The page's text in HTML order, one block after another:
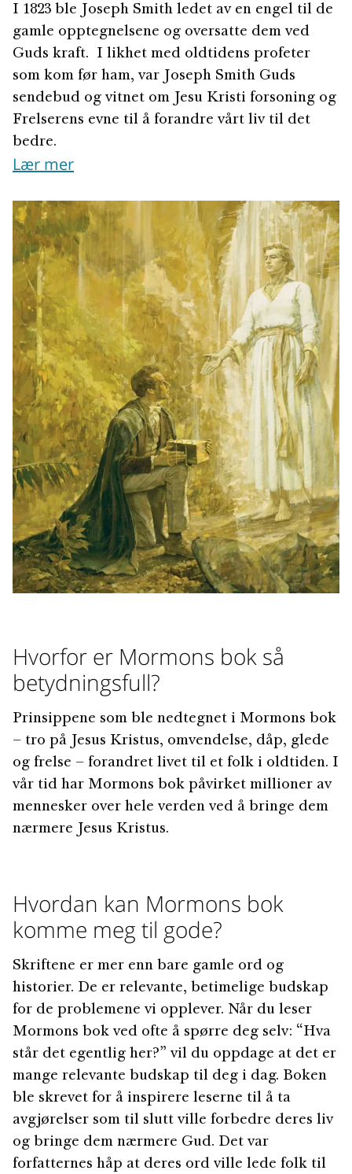
I 1823 ble Joseph Smith ledet av en engel til de
gamle opptegnelsene og oversatte dem ved
Guds kraft. I likhet med oldtidens profeter
som kom før ham, var Joseph Smith Guds
sendebud og vitnet om Jesu Kristi forsoning og
Frelserens evne til å forandre vårt liv til det
bedre.
Lær mer
Hvorfor er Mormons bok så
betydningsfull?
Prinsippene som ble nedtegnet i Mormons bok
– tro på Jesus Kristus, omvendelse, dåp, glede
og frelse – forandret livet til et folk i oldtiden. I
vår tid har Mormons bok påvirket millioner av
mennesker over hele verden ved å bringe dem
nærmere Jesus Kristus.
Hvordan kan Mormons bok
komme meg til gode?
Skriftene er mer enn bare gamle ord og
historier. De er relevante, betimelige budskap
for de problemene vi opplever. Når du leser
Mormons bok ved ofte å spørre deg selv: “Hva
står det egentlig her?” vil du oppdage at det er
mange relevante budskap til deg i dag. Boken
ble skrevet for å inspirere leserne til å ta
avgjørelser som til slutt ville forbedre deres liv
og bringe dem nærmere Gud. Det var
forfatternes håp at deres ord ville lede folk til